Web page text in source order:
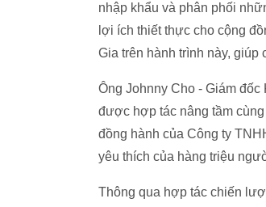
nhập khẩu và phân phối
lợi ích thiết thực cho cộng
Gia trên hành trình này,
Ông Johnny Cho - Giám
được hợp tác nâng tầm
đồng hành của Công ty
yêu thích của hàng triệu
Thông qua hợp tác chiến